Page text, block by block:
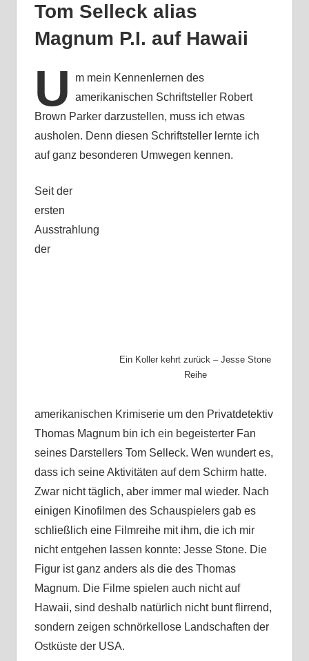
Tom Selleck alias
Magnum P.I. auf Hawaii
U
m mein Kennenlernen des
amerikanischen Schriftsteller Robert
Brown Parker darzustellen, muss ich etwas
ausholen. Denn diesen Schriftsteller lernte ich
auf ganz besonderen Umwegen kennen.
Ein Koller kehrt zurück – Jesse Stone
Reihe
Seit der
ersten
Ausstrahlung
der
amerikanischen Krimiserie um den Privatdetektiv
Thomas Magnum bin ich ein begeisterter Fan
seines Darstellers Tom Selleck. Wen wundert es,
dass ich seine Aktivitäten auf dem Schirm hatte.
Zwar nicht täglich, aber immer mal wieder. Nach
einigen Kinofilmen des Schauspielers gab es
schließlich eine Filmreihe mit ihm, die ich mir
nicht entgehen lassen konnte: Jesse Stone. Die
Figur ist ganz anders als die des Thomas
Magnum. Die Filme spielen auch nicht auf
Hawaii, sind deshalb natürlich nicht bunt flirrend,
sondern zeigen schnörkellose Landschaften der
Ostküste der USA.